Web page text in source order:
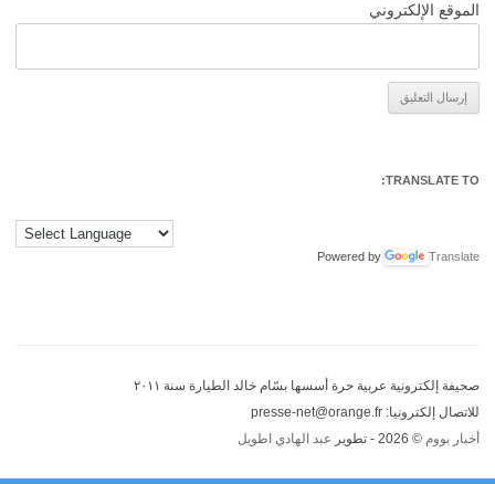
الموقع الإلكتروني
TRANSLATE TO:
Powered by Translate
صحيفة إلكترونية عربية حرة أسسها بسّام خالد الطيارة سنة ٢٠١١
للاتصال إلكترونيا: presse-net@orange.fr
أخبار بووم © 2026 - تطوير عبد الهادي اطويل